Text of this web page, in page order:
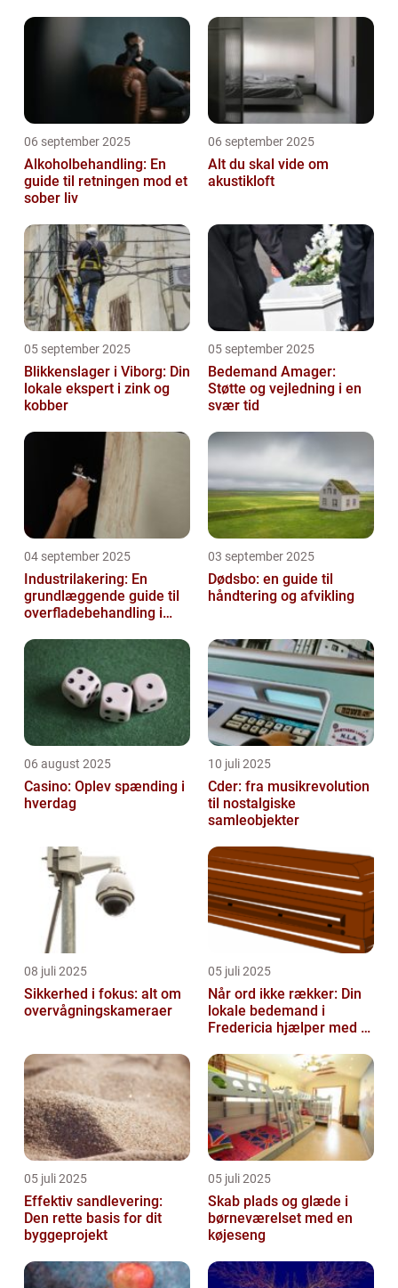
06 september 2025
Alkoholbehandling: En
guide til retningen mod et
sober liv
06 september 2025
Alt du skal vide om
akustikloft
05 september 2025
Blikkenslager i Viborg: Din
lokale ekspert i zink og
kobber
05 september 2025
Bedemand Amager:
Støtte og vejledning i en
svær tid
04 september 2025
Industrilakering: En
grundlæggende guide til
overfladebehandling i
03 september 2025
Dødsbo: en guide til
håndtering og afvikling
06 august 2025
Casino: Oplev spænding i
hverdag
10 juli 2025
Cder: fra musikrevolution
til nostalgiske
samleobjekter
08 juli 2025
Sikkerhed i fokus: alt om
overvågningskameraer
05 juli 2025
Når ord ikke rækker: Din
lokale bedemand i
Fredericia hjælper med at
05 juli 2025
Effektiv sandlevering:
Den rette basis for dit
byggeprojekt
05 juli 2025
Skab plads og glæde i
børneværelset med en
køjeseng